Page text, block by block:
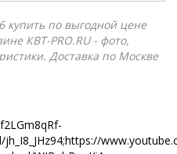
купить по выгодной цене
КВТ-PRO.RU - фото,
Доставка по Москве